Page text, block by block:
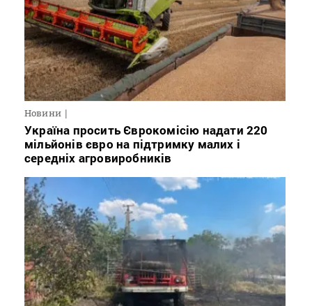
Новини
Україна просить Єврокомісію надати 220
мільйонів євро на підтримку малих і
середніх агровиробників